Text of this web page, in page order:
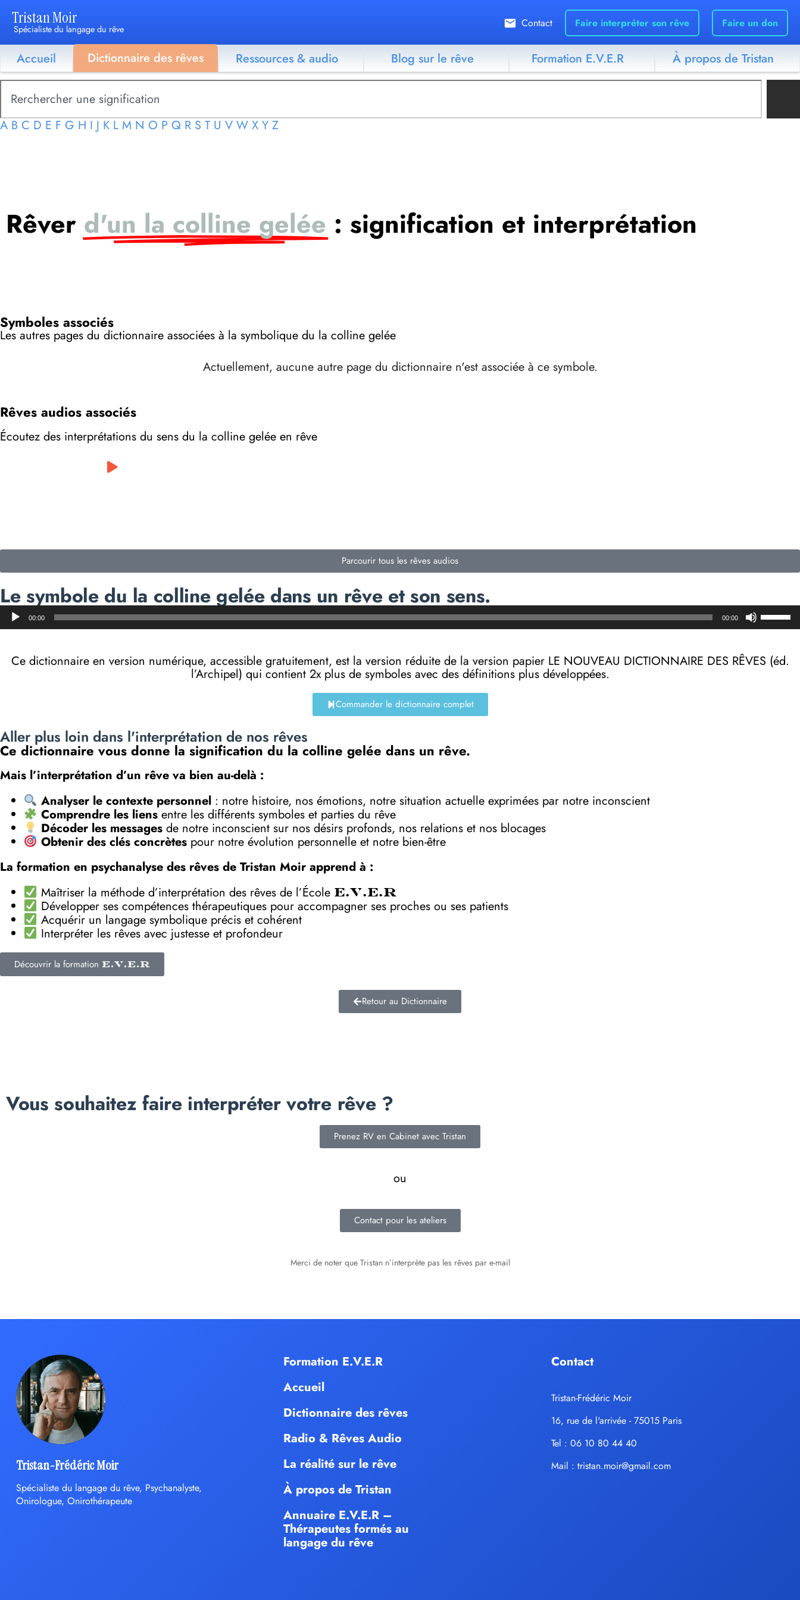
Tristan Moir
Spécialiste du langage du rêve Contact Faire interpréter son rêve Faire un don
Accueil Dictionnaire des rêves Ressources & audio Blog sur le rêve Formation E.V.E.R À propos de Tristan
A B C D E F G H I J K L M N O P Q R S T U V W X Y Z
Rêver d'un la colline gelée : signification et interprétation
Symboles associés
Les autres pages du dictionnaire associées à la symbolique du la colline gelée
Actuellement, aucune autre page du dictionnaire n'est associée à ce symbole.
Rêves audios associés
Écoutez des interprétations du sens du la colline gelée en rêve
Parcourir tous les rêves audios
Le symbole du la colline gelée dans un rêve et son sens.
Lecteur
audio00:00 00:00
haut/
pour
Ce dictionnaire en version numérique, accessible gratuitement, est la version réduite de la version papier LE NOUVEAU DICTIONNAIRE DES RÊVES (éd.
l’Archipel) qui contient 2x plus de symboles avec des définitions plus développées.
Commander le dictionnaire complet
Aller plus loin dans l'interprétation de nos rêves
Ce dictionnaire vous donne la signification du la colline gelée dans un rêve.
Mais l’interprétation d’un rêve va bien au-delà :
Analyser le contexte personnel: notre histoire, nos émotions, notre situation actuelle exprimées par notre inconscient
Comprendre les liensentre les différents symboles et parties du rêve
Décoder les messagesde notre inconscient sur nos désirs profonds, nos relations et nos blocages
Obtenir des clés concrètespour notre évolution personnelle et notre bien-être
La formation en psychanalyse des rêves de Tristan Moir apprend à :
Maîtriser la méthode d’interprétation des rêves de l’École E.V.E.R
Développer ses compétences thérapeutiques pour accompagner ses proches ou ses patients
Acquérir un langage symbolique précis et cohérent
Interpréter les rêves avec justesse et profondeur
Découvrir la formation E.V.E.R
Retour au Dictionnaire
Vous souhaitez faire interpréter votre rêve ?
Prenez RV en Cabinet avec Tristan
ou
Contact pour les ateliers
Merci de noter que Tristan n’interprète pas les rêves par e-mail
Tristan-Frédéric Moir
Spécialiste du langage du rêve, Psychanalyste,
Onirologue, Onirothérapeute
Formation E.V.E.R
Accueil
Dictionnaire des rêves
Radio & Rêves Audio
La réalité sur le rêve
À propos de Tristan
Annuaire E.V.E.R –
Thérapeutes formés au
langage du rêve
Contact
Tristan-Frédéric Moir
16, rue de l'arrivée - 75015 Paris
Tel : 06 10 80 44 40
Mail :tristan.moir@gmail.com